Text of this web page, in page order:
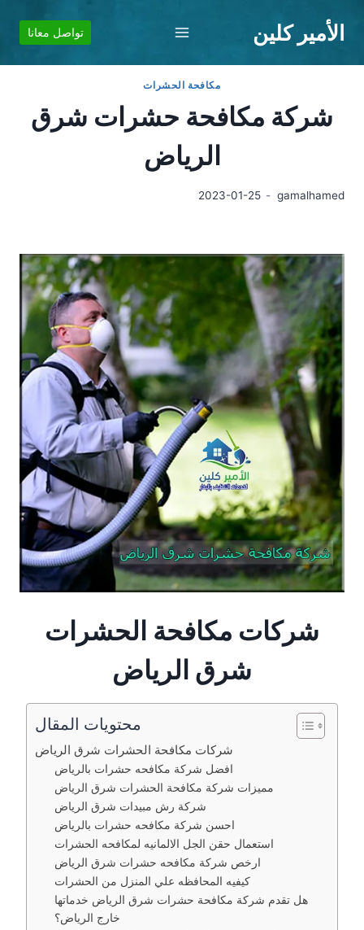
الأمير كلين تواصل معانا
مكافحة الحشرات
شركة مكافحة حشرات شرق
الرياض
gamalhamed
2023-01-25
شركات مكافحة الحشرات
شرق الرياض
محتويات المقال
شركات مكافحة الحشرات شرق الرياض
افضل شركة مكافحه حشرات بالرياض
مميزات شركة مكافحة الحشرات شرق الرياض
شركة رش مبيدات شرق الرياض
احسن شركة مكافحه حشرات بالرياض
استعمال حقن الجل الالمانيه لمكافحه الحشرات
ارخص شركة مكافحه حشرات شرق الرياض
كيفيه المحافظه علي المنزل من الحشرات
هل تقدم شركة مكافحة حشرات شرق الرياض خدماتها
خارج الرياض؟